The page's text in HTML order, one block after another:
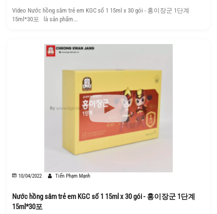
Video Nước hồng sâm trẻ em KGC số 1 15ml x 30 gói - 홍이장군 1단계
15ml*30포 là sản phẩm...
10/04/2022 Tiến Phạm Mạnh
Nước hồng sâm trẻ em KGC số 1 15ml x 30 gói - 홍이장군 1단계
15ml*30포